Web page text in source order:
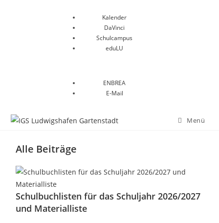
Kalender
DaVinci
Schulcampus
eduLU
ENBREA
E-Mail
Menü
Alle Beiträge
Schulbuchlisten für das Schuljahr 2026/2027
und Materialliste